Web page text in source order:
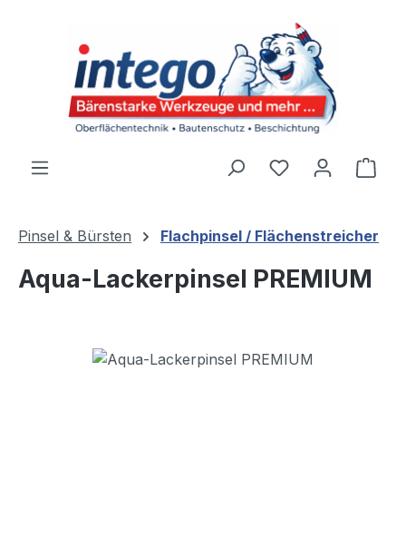
Du hast 0
Pinsel & Bürsten Flachpinsel / Flächenstreicher
Aqua-Lackerpinsel PREMIUM
Bildergalerie überspringen